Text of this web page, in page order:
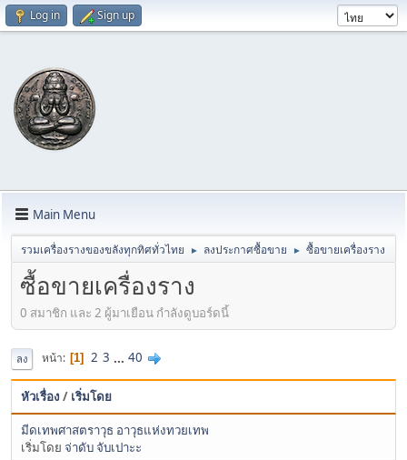
Log in Sign up
Main Menu
รวมเครื่องรางของขลังทุกทิศทั่วไทย ► ลงประกาศซื้อขาย ► ซื้อขายเครื่องราง
ซื้อขายเครื่องราง
0 สมาชิก และ 2 ผู้มาเยือน กำลังดูบอร์ดนี้
ลง หน้า 1 2 3 ... 40
หัวเรื่อง / เริ่มโดย
มีดเทพศาสตราวุธ อาวุธแห่งทวยเทพ
เริ่มโดย จ่าดับ จับเปาะะ